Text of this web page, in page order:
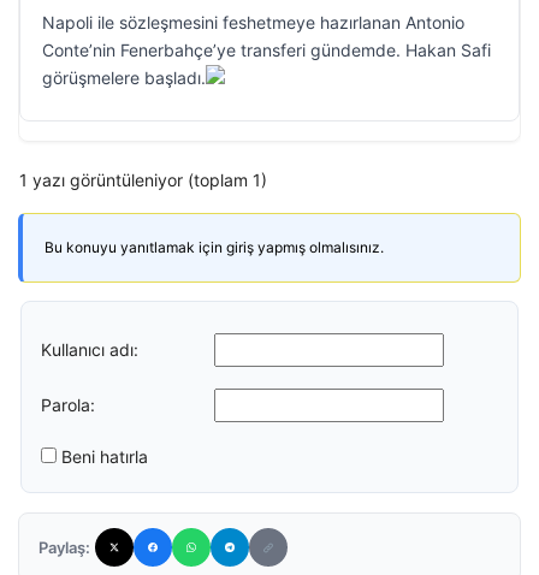
Napoli ile sözleşmesini feshetmeye hazırlanan Antonio
Conte’nin Fenerbahçe’ye transferi gündemde. Hakan Safi
görüşmelere başladı.
1 yazı görüntüleniyor (toplam 1)
Bu konuyu yanıtlamak için giriş yapmış olmalısınız.
Kullanıcı adı:
Parola:
Beni hatırla
Paylaş: